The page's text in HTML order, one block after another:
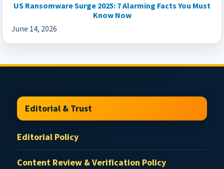
US Ransomware Surge 2025: 7 Alarming Facts You Must
Know Now
June 14, 2026
FooterEditorial & Trust
Editorial Policy
Content Review & Verification Policy